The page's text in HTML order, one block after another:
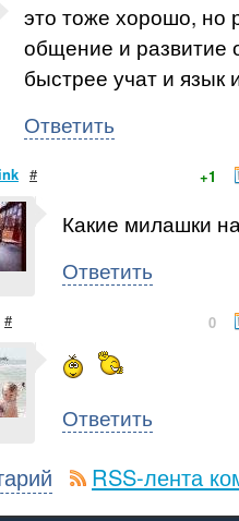
это тоже хорошо, но
общение и развитие
быстрее учат и язык
Ответить
# +1
Какие милашки
Ответить
# 0
Ответить
RSS-лента